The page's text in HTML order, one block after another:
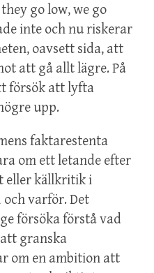
go low, we go
inte och nu riskerar
oavsett sida, att
att gå allt lägre. På
försök att lyfta
upp.
faktarestenta
om ett letande efter
eller källkritik i
och varför. Det
försöka förstå vad
granska
om en ambition att